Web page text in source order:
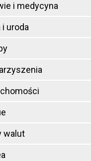
i medycyna
i uroda
walut